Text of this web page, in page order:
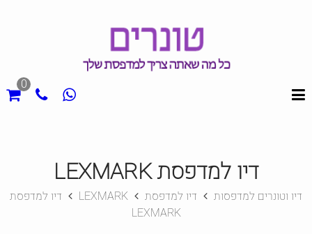
0
דיו למדפסת LEXMARK
דיו וטונרים למדפסות דיו למדפסת LEXMARK
דיו למדפסת
LEXMARK